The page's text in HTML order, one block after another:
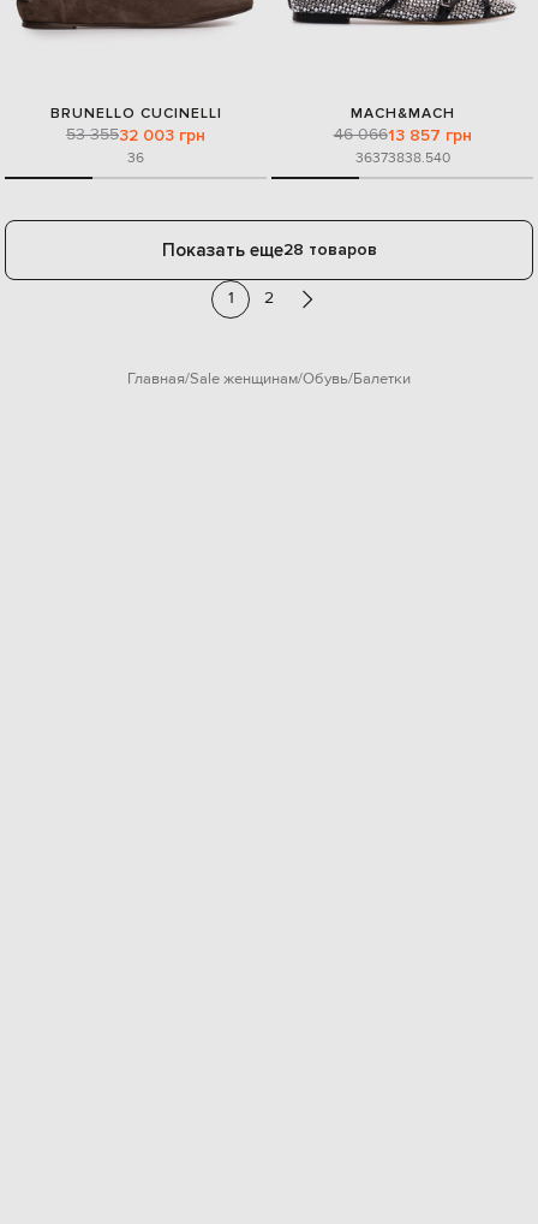
BRUNELLO CUCINELLI
53 35532 003 грн
36
MACH&MACH
46 06613 857 грн
36373838.540
Показать еще28 товаров
1 2
Главная Sale женщинам Обувь Балетки